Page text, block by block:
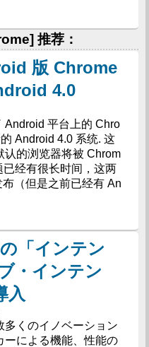
推荐：
版 Chrome
4.0
Android 平台上的 Chro
Android 4.0 系统. 这
认的浏览器将被 Chrom
经有很长时间，这两
（但是之前已经有 An
「インテン
・インテン
入
多くのイノベーション
ーによる機能、性能の